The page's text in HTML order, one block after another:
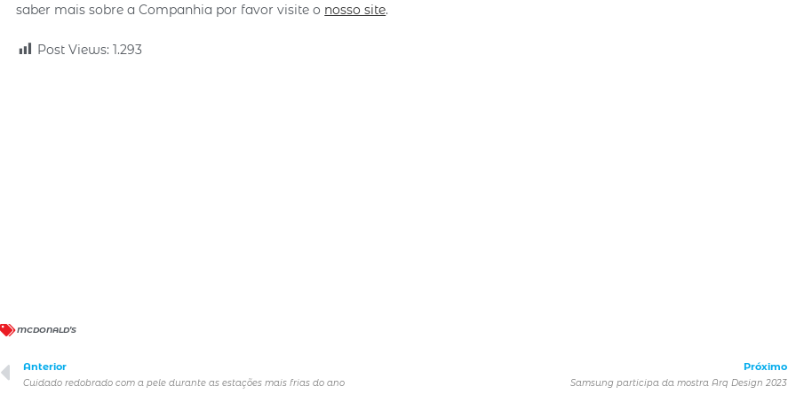
saber mais sobre a Companhia por favor visite o nosso site.
Post Views: 1.293
MCDONALD’S
Anterior
Cuidado redobrado com a pele durante as estações mais frias do ano
Próximo
Samsung participa da mostra Arq Design 2023